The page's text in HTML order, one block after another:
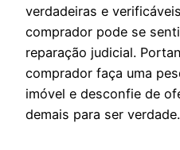
verdadeiras e
comprador pode se
reparação judicial.
comprador faça uma
imóvel e desconfie de
demais para ser verdade.